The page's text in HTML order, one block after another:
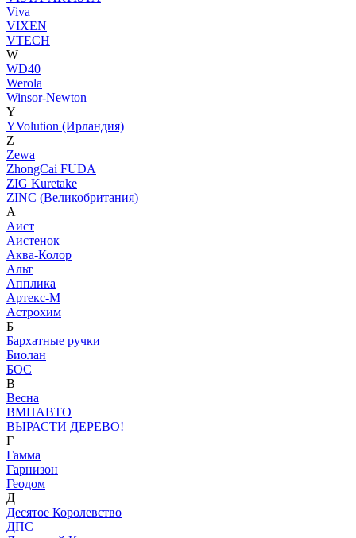
Viva
VIXEN
VTECH
W
WD40
Werola
Winsor-Newton
Y
YVolution (Ирландия)
Z
Zewa
ZhongCai FUDA
ZIG Kuretake
ZINC (Великобритания)
А
Аист
Аистенок
Аква-Колор
Альт
Апплика
Артекс-М
Астрохим
Б
Бархатные ручки
Биолан
БОС
В
Весна
ВМПАВТО
ВЫРАСТИ ДЕРЕВО!
Г
Гамма
Гарнизон
Геодом
Д
Десятое Королевство
ДПС